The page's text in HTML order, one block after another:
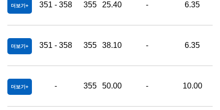
더보기 351 - 358 355 25.40 - 6.35
더보기 351 - 358 355 38.10 - 6.35
더보기 - 355 50.00 - 10.00